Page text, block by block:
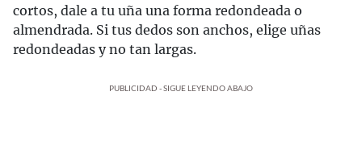
cortos, dale a tu uña una forma redondeada o
almendrada. Si tus dedos son anchos, elige uñas
redondeadas y no tan largas.
PUBLICIDAD - SIGUE LEYENDO ABAJO